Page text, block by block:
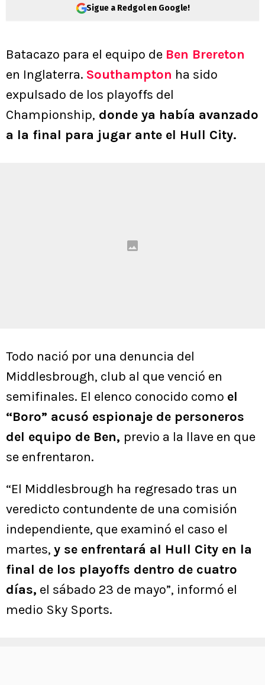
Sigue a Redgol en Google!
Batacazo para el equipo de Ben Brereton
en Inglaterra. Southampton ha sido
expulsado de los playoffs del
Championship, donde ya había avanzado
a la final para jugar ante el Hull City.
Todo nació por una denuncia del
Middlesbrough, club al que venció en
semifinales. El elenco conocido como el
“Boro” acusó espionaje de personeros
del equipo de Ben, previo a la llave en que
se enfrentaron.
“El Middlesbrough ha regresado tras un
veredicto contundente de una comisión
independiente, que examinó el caso el
martes, y se enfrentará al Hull City en la
final de los playoffs dentro de cuatro
días, el sábado 23 de mayo”, informó el
medio Sky Sports.